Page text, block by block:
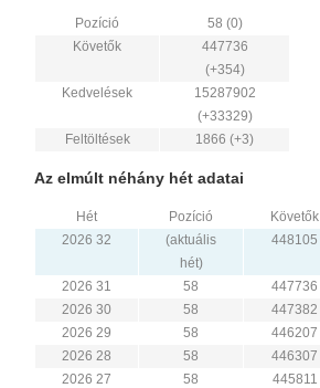
Pozíció
58 (0)
Követők
447736
(+354)
Kedvelések
15287902
(+33329)
Feltöltések
1866 (+3)
Az elmúlt néhány hét adatai
Hét Pozíció Követők
2026 32
(aktuális
hét)
448105
2026 31 58 447736
2026 30
58 447382
2026 29
58 446207
2026 28
58 446307
2026 27
58 445811